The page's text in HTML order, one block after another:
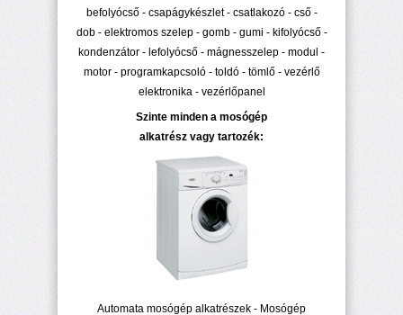
befolyócső - csapágykészlet - csatlakozó - cső -
dob - elektromos szelep - gomb - gumi - kifolyócső -
kondenzátor - lefolyócső - mágnesszelep - modul -
motor - programkapcsoló - toldó - tömlő - vezérlő
elektronika - vezérlőpanel
Szinte minden a mosógép
alkatrész vagy tartozék:
Automata mosógép alkatrészek - Mosógép